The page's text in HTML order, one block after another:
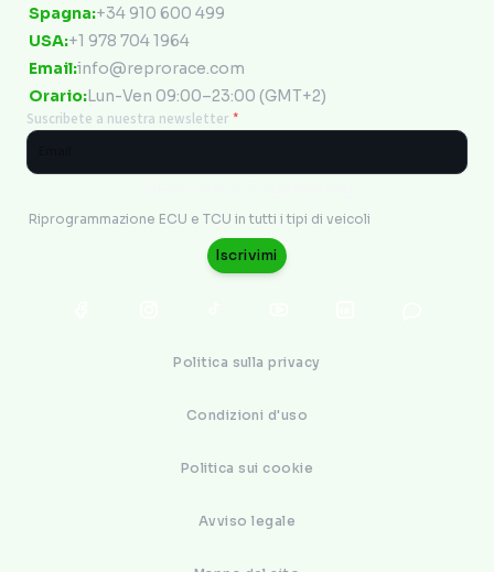
Spagna:+34 910 600 499
USA:+1 978 704 1964
Email:info@reprorace.com
Orario:Lun-Ven 09:00–23:00 (GMT+2)
Suscribete a nuestra newsletter *
Riprogrammazione ECU e TCU in tutti i tipi di veicoli
Iscrivimi
Politica sulla privacy
Condizioni d'uso
Politica sui cookie
Avviso legale